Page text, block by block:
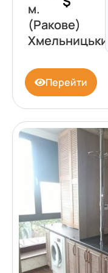
м.
(Ракове)
Хмельницький
Перейти